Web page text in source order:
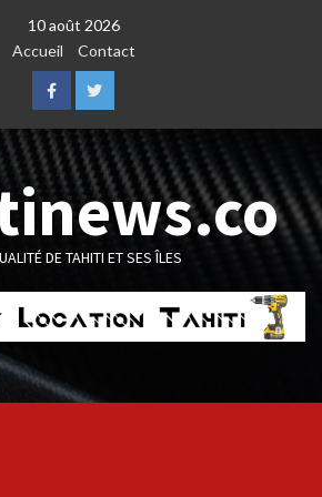
10 août 2026
Accueil
Contact
FacebookTwitter
DE TAHITI ET SES ÎLES